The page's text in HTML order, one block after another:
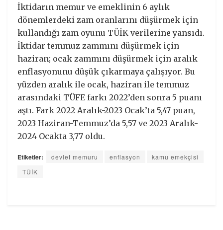
İktidarın memur ve emeklinin 6 aylık
dönemlerdeki zam oranlarını düşürmek için
kullandığı zam oyunu TÜİK verilerine yansıdı.
İktidar temmuz zammını düşürmek için
haziran; ocak zammını düşürmek için aralık
enflasyonunu düşük çıkarmaya çalışıyor. Bu
yüzden aralık ile ocak, haziran ile temmuz
arasındaki TÜFE farkı 2022’den sonra 5 puanı
aştı. Fark 2022 Aralık-2023 Ocak’ta 5,47 puan,
2023 Haziran-Temmuz’da 5,57 ve 2023 Aralık-
2024 Ocakta 3,77 oldu.
Etiketler: devlet memuru enflasyon
kamu emekçisi
TÜİK